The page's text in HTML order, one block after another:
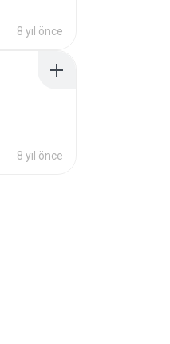
8 yıl önce
8 yıl önce